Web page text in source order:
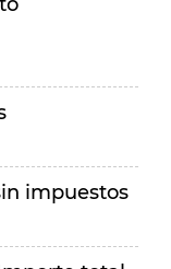
impuestos